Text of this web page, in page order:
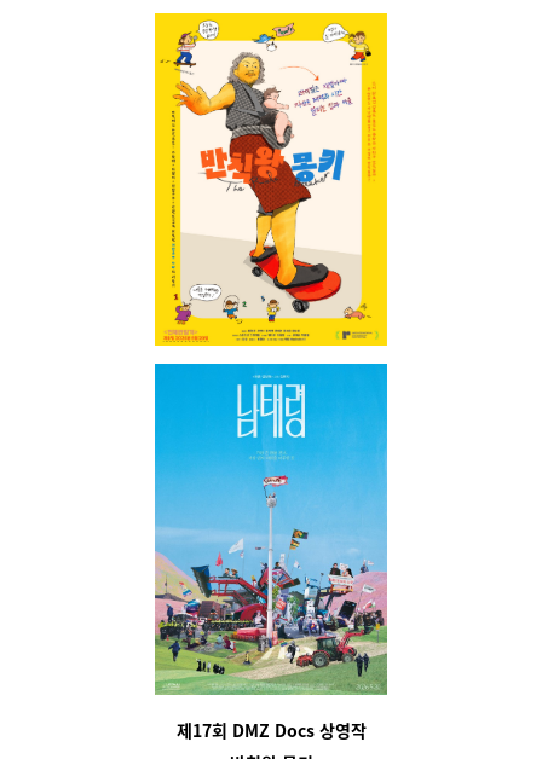
제17회 DMZ Docs 상영작